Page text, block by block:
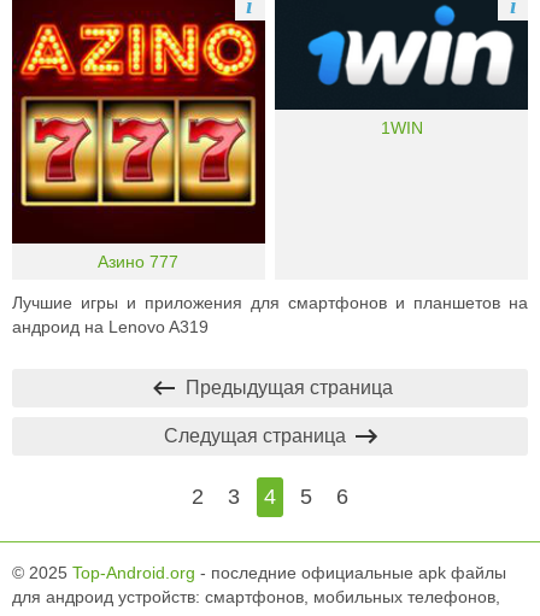
Азино 777
1WIN
Лучшие игры и приложения для смартфонов и планшетов на
андроид на Lenovo A319
Предыдущая страница
2 3 4 5 6
Следущая страница
© 2025 Top-Android.org - последние официальные apk файлы
для андроид устройств: смартфонов, мобильных телефонов,